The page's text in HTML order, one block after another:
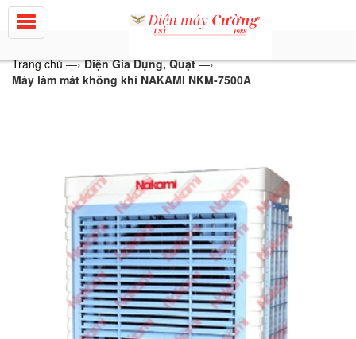
Trang chủ—› Điện Gia Dụng, Quạt—›
Máy làm mát không khí NAKAMI NKM-7500A